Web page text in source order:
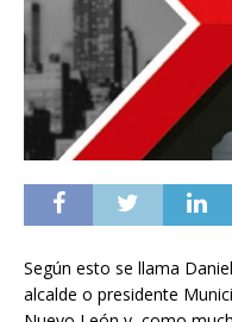
Según esto se llama
alcalde o presidente